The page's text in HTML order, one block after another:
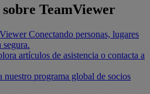
TeamViewer
Conectando personas, lugares
segura.
artículos de asistencia o contacta a
nuestro programa global de socios